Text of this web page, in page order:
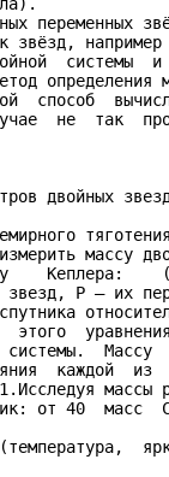
переменных
звёзд,
системы
способ
не  так
двойных
массу
Кеплера:
звезд, P – их
этого
каждой
массы
от 40  масс